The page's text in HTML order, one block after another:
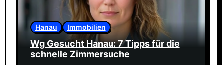
Hanau Immobilien
Wg Gesucht Hanau: 7 Tipps für die
schnelle Zimmersuche